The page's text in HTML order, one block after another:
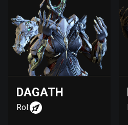
DAGATH
Rol: